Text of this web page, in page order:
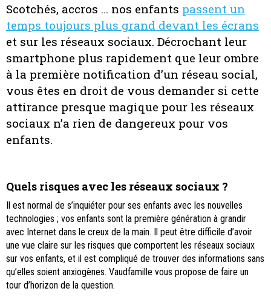
Scotchés, accros … nos enfants passent un
temps toujours plus grand devant les écrans
et sur les réseaux sociaux. Décrochant leur
smartphone plus rapidement que leur ombre
à la première notification d’un réseau social,
vous êtes en droit de vous demander si cette
attirance presque magique pour les réseaux
sociaux n’a rien de dangereux pour vos
enfants.
Quels risques avec les réseaux sociaux ?
Il est normal de s’inquiéter pour ses enfants avec les nouvelles
technologies ; vos enfants sont la première génération à grandir
avec Internet dans le creux de la main. Il peut être difficile d’avoir
une vue claire sur les risques que comportent les réseaux sociaux
sur vos enfants, et il est compliqué de trouver des informations sans
qu’elles soient anxiogènes. Vaudfamille vous propose de faire un
tour d’horizon de la question.